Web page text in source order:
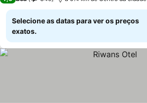
Selecione as datas para ver os preços
exatos.